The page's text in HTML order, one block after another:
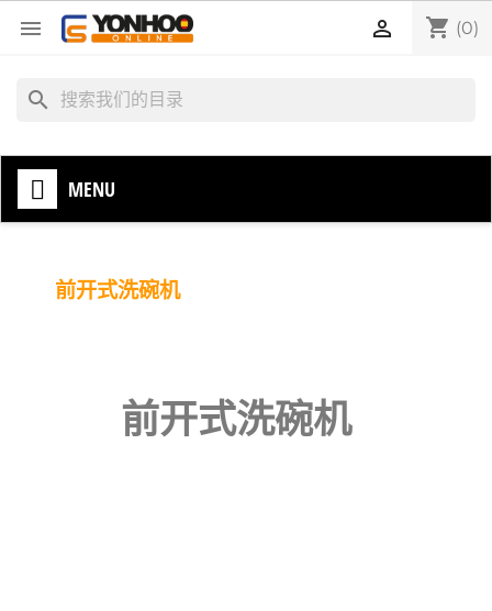
 shopping_cart (0)

search
MENU
前开式洗碗机
前开式洗碗机